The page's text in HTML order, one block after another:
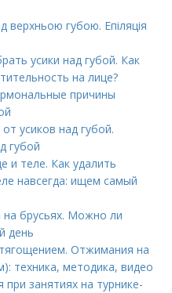
верхньою губою. Епіляція
усики над губой. Как
на лице?
причины
усиков над губой.
губой
и теле. Как удалить
навсегда: ищем самый
на брусьях. Можно ли
день
Отжимания на
техника, методика, видео
занятиях на турнике-